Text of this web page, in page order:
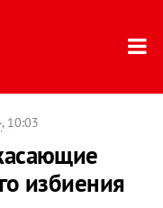
, 10:03
избиения